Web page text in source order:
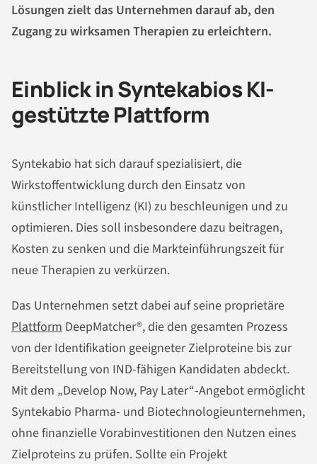
Lösungen zielt das Unternehmen darauf ab, den
Zugang zu wirksamen Therapien zu erleichtern.
Einblick in Syntekabios KI-
gestützte Plattform
Syntekabio hat sich darauf spezialisiert, die
Wirkstoffentwicklung durch den Einsatz von
künstlicher Intelligenz (KI) zu beschleunigen und zu
optimieren. Dies soll insbesondere dazu beitragen,
Kosten zu senken und die Markteinführungszeit für
neue Therapien zu verkürzen.
Das Unternehmen setzt dabei auf seine proprietäre
Plattform DeepMatcher®, die den gesamten Prozess
von der Identifikation geeigneter Zielproteine bis zur
Bereitstellung von IND-fähigen Kandidaten abdeckt.
Mit dem „Develop Now, Pay Later“-Angebot ermöglicht
Syntekabio Pharma- und Biotechnologieunternehmen,
ohne finanzielle Vorabinvestitionen den Nutzen eines
Zielproteins zu prüfen. Sollte ein Projekt